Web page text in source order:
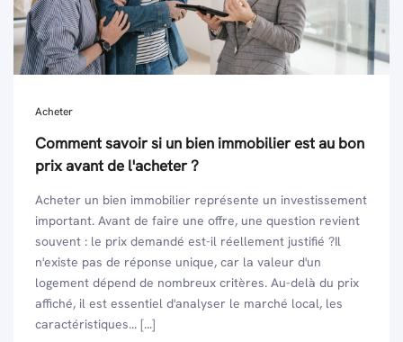
Acheter
Comment savoir si un bien immobilier est au bon
prix avant de l'acheter ?
Acheter un bien immobilier représente un investissement
important. Avant de faire une offre, une question revient
souvent : le prix demandé est-il réellement justifié ?Il
n'existe pas de réponse unique, car la valeur d'un
logement dépend de nombreux critères. Au-delà du prix
affiché, il est essentiel d'analyser le marché local, les
caractéristiques... [...]